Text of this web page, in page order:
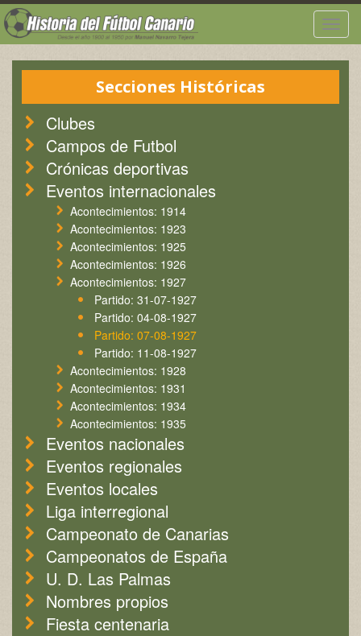
Secciones Históricas
Clubes
Campos de Futbol
Crónicas deportivas
Eventos internacionales
Acontecimientos: 1914
Acontecimientos: 1923
Acontecimientos: 1925
Acontecimientos: 1926
Acontecimientos: 1927
Partido: 31-07-1927
Partido: 04-08-1927
Partido: 07-08-1927
Partido: 11-08-1927
Acontecimientos: 1928
Acontecimientos: 1931
Acontecimientos: 1934
Acontecimientos: 1935
Eventos nacionales
Eventos regionales
Eventos locales
Liga interregional
Campeonato de Canarias
Campeonatos de España
U. D. Las Palmas
Nombres propios
Fiesta centenaria